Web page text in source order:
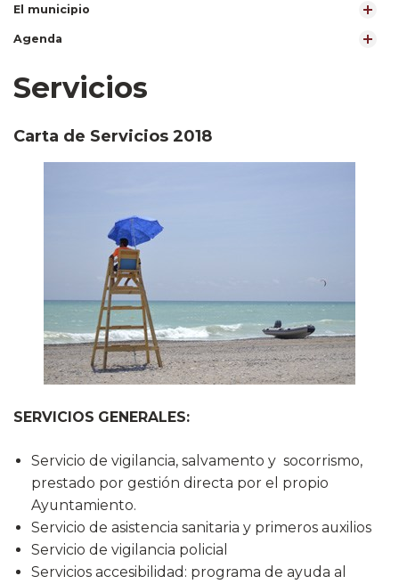
El municipio
Agenda
Servicios
Carta de Servicios 2018
SERVICIOS GENERALES:
Servicio de vigilancia, salvamento y socorrismo,
prestado por gestión directa por el propio
Ayuntamiento.
Servicio de asistencia sanitaria y primeros auxilios
Servicio de vigilancia policial
Servicios accesibilidad: programa de ayuda al